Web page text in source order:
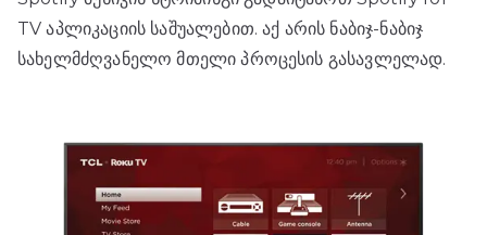
TV აპლიკაციის საშუალებით. აქ არის ნაბიჯ-ნაბიჯ
სახელმძღვანელო მთელი პროცესის გასავლელად.